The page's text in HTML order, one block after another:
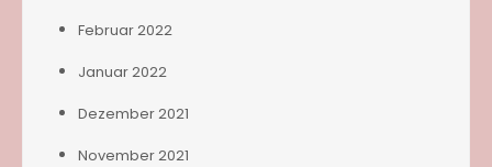
Februar 2022
Januar 2022
Dezember 2021
November 2021